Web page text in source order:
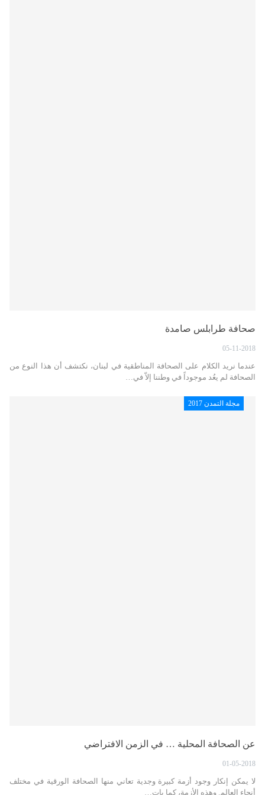
صحافة طرابلس صامدة
05-11-2018
عندما نريد الكلام على الصحافة المناطقية في لبنان، نكتشف أن هذا النوع من
الصحافة لم يعُد موجوداً في وطننا إلاّ في…
مجلة التمدن 2017
عن الصحافة المحلية … في الزمن الافتراضي
01-05-2018
لا يمكن إنكار وجود أزمة كبيرة وجدية تعاني منها الصحافة الورقية في مختلف
أنحاء العالم. وهذه الأزمة، كما بات…